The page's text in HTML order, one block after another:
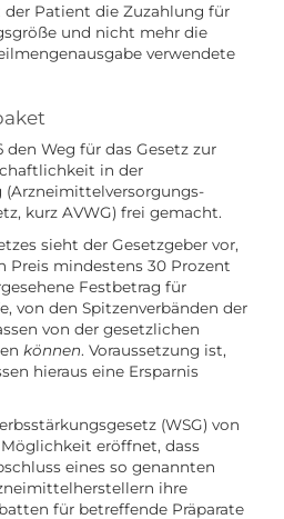
Patient die Zuzahlung für
und nicht mehr die
verwendete
Weg für das Gesetz zur
in der
kurz AVWG) frei gemacht.
sieht der Gesetzgeber vor,
Preis mindestens 30 Prozent
Festbetrag für
von den Spitzenverbänden der
von der gesetzlichen
können. Voraussetzung ist,
hieraus eine Ersparnis
(WSG) von
eröffnet, dass
eines so genannten
ihre
für betreffende Präparate